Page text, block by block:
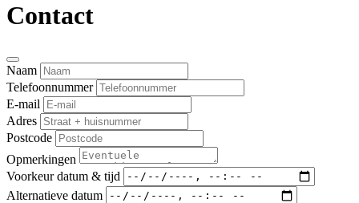
Contact
Naam
Telefoonnummer
E-mail
Adres
Postcode
Opmerkingen
Voorkeur datum & tijd
Alternatieve datum